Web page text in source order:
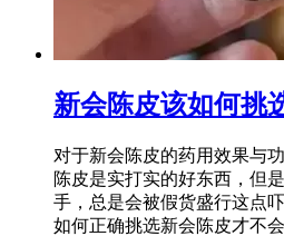
新会陈皮该如何挑
对于新会陈皮的药用效果与
陈皮是实打实的好东西，但
手，总是会被假货盛行这点
如何正确挑选新会陈皮才不